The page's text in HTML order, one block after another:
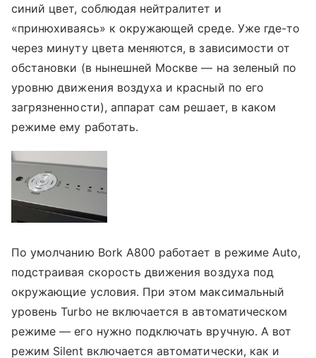
синий цвет, соблюдая нейтралитет и
«принюхиваясь» к окружающей среде. Уже где-то
через минуту цвета меняются, в зависимости от
обстановки (в нынешней Москве — на зеленый по
уровню движения воздуха и красный по его
загрязненности), аппарат сам решает, в каком
режиме ему работать.
По умолчанию Bork A800 работает в режиме Auto,
подстраивая скорость движения воздуха под
окружающие условия. При этом максимальный
уровень Turbo не включается в автоматическом
режиме — его нужно подключать вручную. А вот
режим Silent включается автоматически, как и